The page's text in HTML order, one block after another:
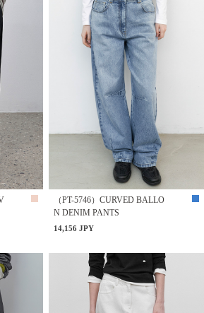
（PT-5746）CURVED BALLO
N DENIM PANTS
14,156 JPY